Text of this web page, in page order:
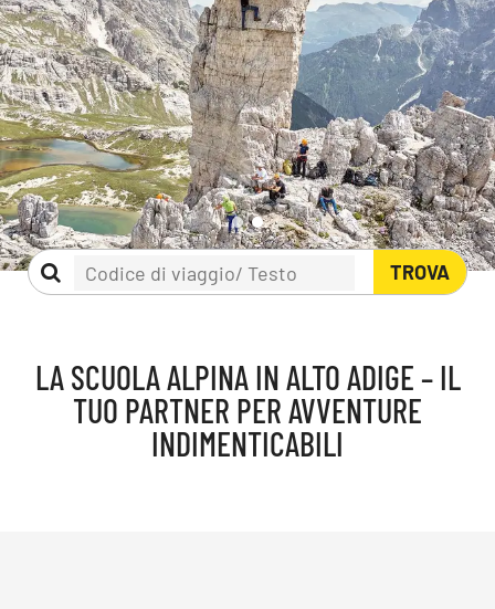
TROVA
LA SCUOLA ALPINA IN ALTO ADIGE – IL
TUO PARTNER PER AVVENTURE
INDIMENTICABILI